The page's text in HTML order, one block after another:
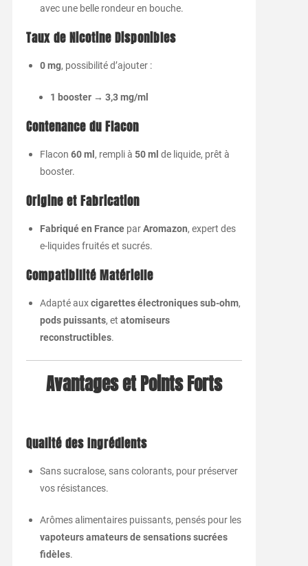
avec une belle rondeur en bouche.
Taux de Nicotine Disponibles
0 mg, possibilité d’ajouter :
1 booster → 3,3 mg/ml
Contenance du Flacon
Flacon 60 ml , rempli à 50 ml de liquide, prêt à
booster.
Origine et Fabrication
Fabriqué en FranceparAromazon, expert des
e-liquides fruités et sucrés.
Compatibilité Matérielle
Adapté auxcigarettes électroniques sub-ohm,
pods puissants, et atomiseurs
reconstructibles.
Avantages et Points Forts
Qualité des Ingrédients
Sans sucralose, sans colorants, pour préserver
vos résistances.
Arômes alimentaires puissants, pensés pour les
vapoteurs amateurs de sensations sucrées
fidèles.